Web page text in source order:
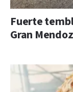
Fuerte
Gran